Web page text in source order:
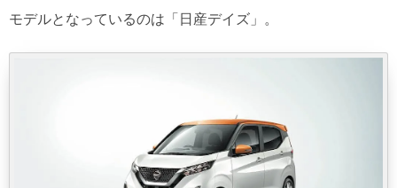
モデルとなっているのは「日産デイズ」。